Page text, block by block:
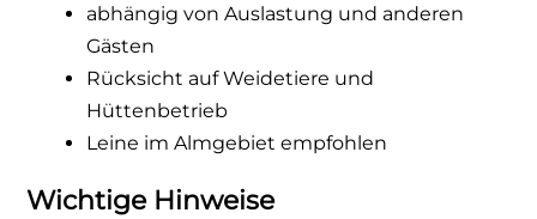
abhängig von Auslastung und anderen
Gästen
Rücksicht auf Weidetiere und
Hüttenbetrieb
Leine im Almgebiet empfohlen
Wichtige Hinweise